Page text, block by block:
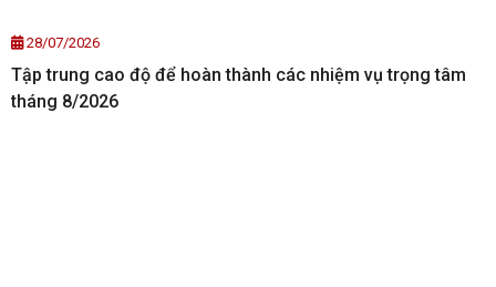
28/07/2026
Tập trung cao độ để hoàn thành các nhiệm vụ trọng tâm
tháng 8/2026